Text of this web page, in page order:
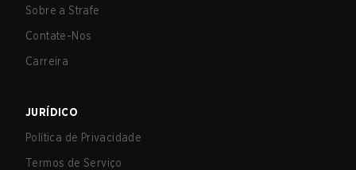
Sobre a Strafe
Contate-Nos
Carreira
JURÍDICO
Política de Privacidade
Termos de Serviço